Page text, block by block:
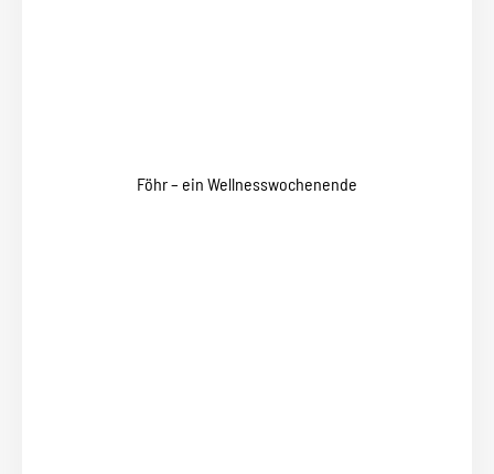
Föhr – ein Wellnesswochenende